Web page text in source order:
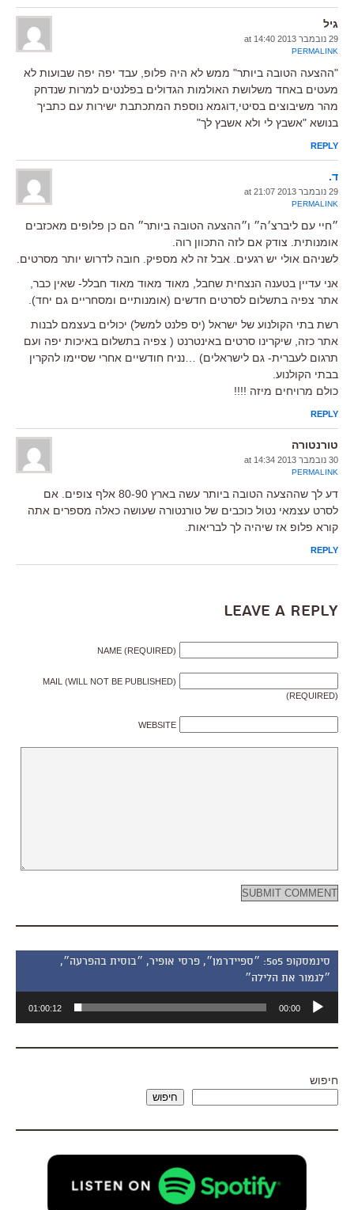
גיל
29 נובמבר 2013 at 14:40
PERMALINK
"ההצעה הטובה ביותר" ממש לא היה פלופ, עבד יפה יפה שבועות לא
מעטים באחד משלושת האולמות הגדולים בפלנטים למרות שנדחק
מהר משיבוצים בסיטי,דוגמא נוספת המתכתבת ישירות עם כתביך
בנושא "אשבץ לי ולא אשבץ לך"
REPLY
ד.
29 נובמבר 2013 at 21:07
PERMALINK
״חיי עם ליברצ׳ה״ ו״ההצעה הטובה ביותר״ הם כן פלופים מאכזבים
אומנותית. צודק אם לזה התכוון רוה.
לשניהם אולי יש רגעים. אבל זה לא מספיק. חובה לדרוש יותר מסרטים.
אני עדיין בטענה הנצחית שחבל, מאוד מאוד מאוד חבלל- שאין כבר,
אתר צפיה בתשלום לסרטים חדשים (אומנותיים ומסחריים גם יחד).
רשת בתי הקולנוע של ישראל (יס פלנט למשל) יכולים בעצמם לבנות
אתר כזה, שיקרינו סרטים באינטרנט ( צפיה בתשלום באיכות יפה ועם
תרגום לעברית- גם לישראלים) …נניח חודשיים אחרי שסיימו להקרין
בבתי הקולנוע.
כולם מרויחים מיזה !!!!
REPLY
טורנטורה
30 נובמבר 2013 at 14:34
PERMALINK
דע לך שההצעה הטובה ביותר עשה בארץ 80-90 אלף צופים. אם
לסרט עצמאי נטול כוכבים של טורנטורה שעושה כאלה מספרים אתה
קורא פלופ אז שיהיה לך לבריאות.
REPLY
Leave a Reply
NAME (REQUIRED)
MAIL (WILL NOT BE PUBLISHED)
(REQUIRED)
WEBSITE
סינמסקופ 505: ״ספיידרמן״, פרסי אופיר, ״בוסית בהפרעה״,
״לגמור את הלילה״
אודיו
00:00
01:00:12
חיפוש
חיפוש